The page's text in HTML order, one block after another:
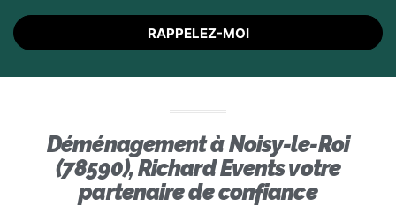
RAPPELEZ-MOI
Déménagement à Noisy-le-Roi
(78590), Richard Events votre
partenaire de confiance